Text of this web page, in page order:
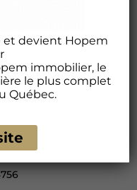
des
en utilisant
de la
et devient Hopem
immobilier, le
le plus complet
Québec.